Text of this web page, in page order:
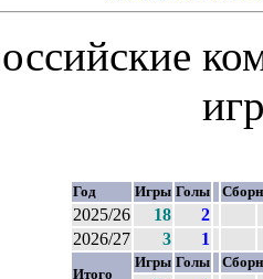
Год Игры Голы
2025/26 18
2
2026/27
3 1
Итого
Игры Голы